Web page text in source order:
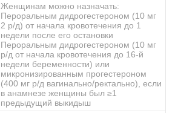
Женщинам можно назначать:
Пероральным дидрогестероном (10 мг
2 р/д) от начала кровотечения до 1
недели после его остановки
Пероральным дидрогестероном (10 мг
р/д от начала кровотечения до 16-й
недели беременности) или
микронизированным прогестероном
(400 мг р/д вагинально/ректально), если
в анамнезе женщины был ≥1
предыдущий выкидыш